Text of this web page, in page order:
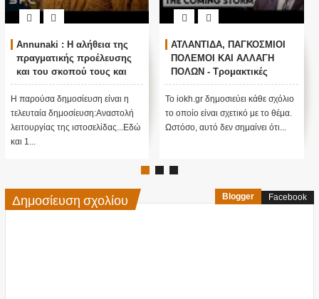
Annunaki : Η αλήθεια της
πραγματικής προέλευσης
και του σκοπού τους και
αναστολή λειτουργίας μας
....
Η παρούσα δημοσίευση είναι η
τελευταία δημοσίευση:Αναστολή
λειτουργίας της ιστοσελίδας...Εδώ
και 1...
ΑΤΛΑΝΤΙΔΑ, ΠΑΓΚΟΣΜΙΟΙ
ΠΟΛΕΜΟΙ ΚΑΙ ΑΛΛΑΓΗ
ΠΟΛΩΝ - Τρομακτικές
προβλέψεις του Edgar
Cayce (Video)
Το iokh.gr δημοσιεύει κάθε σχόλιο
το οποίο είναι σχετικό με το θέμα.
Ωστόσο, αυτό δεν σημαίνει ότι...
Δημοσίευση σχολίου Blogger Facebook